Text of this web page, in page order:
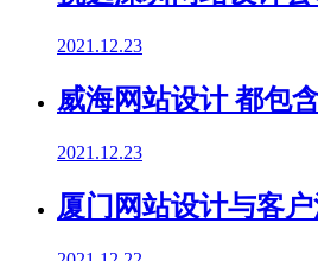
2021.12.23
威海网站设计 都包
2021.12.23
厦门网站设计与客